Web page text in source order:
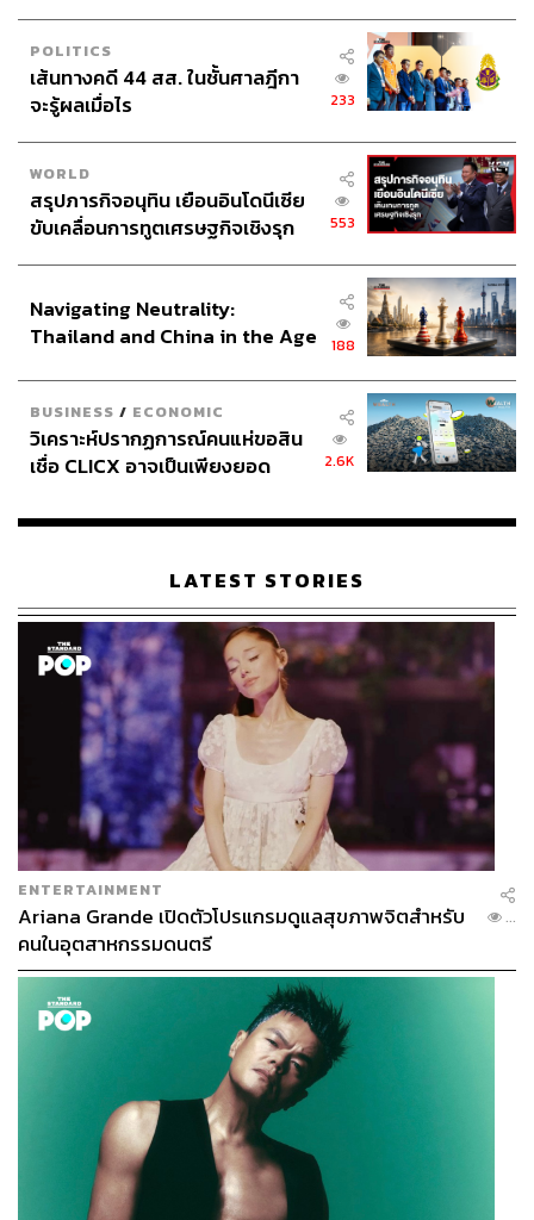
POLITICS
เส้นทางคดี 44 สส. ในชั้นศาลฎีกา
จะรู้ผลเมื่อไร
233
WORLD
สรุปภารกิจอนุทิน เยือนอินโดนีเซีย
ขับเคลื่อนการทูตเศรษฐกิจเชิงรุก
553
Navigating Neutrality:
Thailand and China in the Age
188
BUSINESS / ECONOMIC
วิเคราะห์ปรากฏการณ์คนแห่ขอสิน
เชื่อ CLICX อาจเป็นเพียงยอด
เรือนไทยที่ถูกซุกไว้
2.6K
LATEST STORIES
ENTERTAINMENT
Ariana Grande เปิดตัวโปรแกรมดูแลสุขภาพจิตสำหรับ
คนในอุตสาหกรรมดนตรี
...